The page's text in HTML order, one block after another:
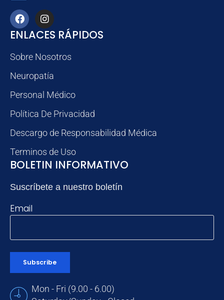
ENLACES RÁPIDOS
Sobre Nosotros
Neuropatía
Personal Médico
Política De Privacidad
Descargo de Responsabilidad Médica
Terminos de Uso
BOLETIN INFORMATIVO
Suscríbete a nuestro boletín
Email
Mon - Fri (9.00 - 6.00)